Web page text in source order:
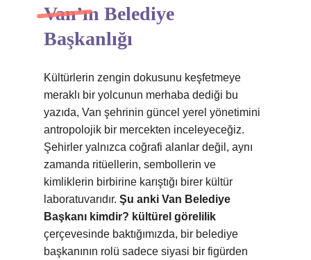
Van’ın Belediye
Başkanlığı
Kültürlerin zengin dokusunu keşfetmeye
meraklı bir yolcunun merhaba dediği bu
yazıda, Van şehrinin güncel yerel yönetimini
antropolojik bir mercekten inceleyeceğiz.
Şehirler yalnızca coğrafi alanlar değil, aynı
zamanda ritüellerin, sembollerin ve
kimliklerin birbirine karıştığı birer kültür
laboratuvarıdır. Şu anki Van Belediye
Başkanı kimdir? kültürel görelilik
çerçevesinde baktığımızda, bir belediye
başkanının rolü sadece siyasi bir figürden